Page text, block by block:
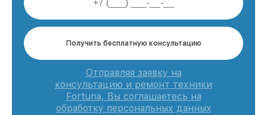
Получить бесплатную консультацию
Отправляя заявку на
консультацию и ремонт техники
Fortuna, Вы соглашаетесь на
обработку персональных данных